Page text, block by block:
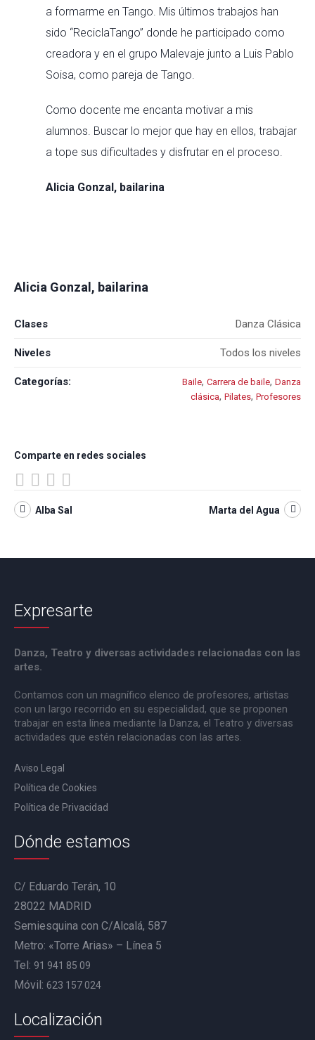
a formarme en Tango. Mis últimos trabajos han
sido “ReciclaTango” donde he participado como
creadora y en el grupo Malevaje junto a Luis Pablo
Soisa, como pareja de Tango.
Como docente me encanta motivar a mis
alumnos. Buscar lo mejor que hay en ellos, trabajar
a tope sus dificultades y disfrutar en el proceso.
Alicia Gonzal, bailarina
Alicia Gonzal, bailarina
Clases Danza Clásica
Niveles Todos los niveles
Categorías: Baile, Carrera de baile, Danza
clásica, Pilates, Profesores
Comparte en redes sociales
Alba Sal Marta del Agua
Expresarte
Danza, Teatro y diversas actividades relacionadas con las
artes.
Contamos con un magnífico elenco de profesores, artistas
con un largo recorrido en su especialidad, que se proponen
trabajar en esta línea mediante la Danza, el Teatro y diversas
actividades que estén relacionadas con las artes.
Aviso Legal
Política de Cookies
Política de Privacidad
Dónde estamos
C/ Eduardo Terán, 10
28022 MADRID
Semiesquina con C/Alcalá, 587
Metro: «Torre Arias» – Línea 5
Tel: 91 941 85 09
Móvil: 623 157 024
Localización